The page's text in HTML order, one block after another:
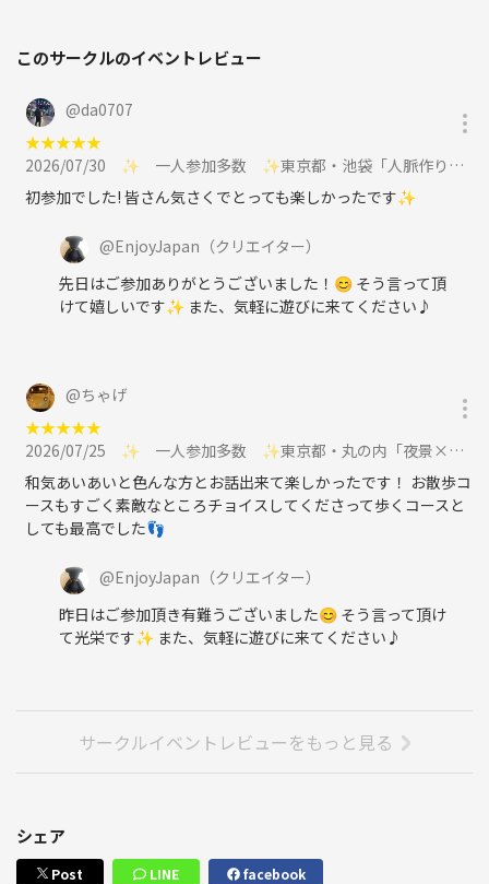
❸ 今日の出会いを大切にしよう♪
🌻 EnjoyJapanの参加条件 🌻
❶ 異性同性問わずご縁を作りたい方
❷ 人間関係の大切さを理解頂ける方
❸ 目の前の方を大切に出来る方
❶ 人の好まない組織・団体の関係者
❷ 強引な勧誘やセールスをする方
❸ 人の嫌がる行為をする方
的の方のご参加をお断りしております。
❷ ビジネス交流会・異業種交流会、当方で認めた共催者を除き、イベ
ント中のチラシ配布・イベント告知・セールスや勧誘をお断りしており
ます。
❸ 他の参加者やスタッフを大切に出来ない暴言や暴力行為、ハラスメ
ント行為・ストーカー行為などの迷惑行為をする方をお断りしておりま
す。
🔔 ご注意事項 🔔
【中止について】イベント中止の際は、お申込み頂いたサイトからメー
ルにてご案内させて頂きます。その為各サイトの設定に基づき、メール
お帰り下さい。
ご都合が悪くなりキャンセルされる場合には、お申込み頂いたサイトか
らのキャンセルをお願い致します。
このサークルのイベントレビュー
@da0707
★★★★★
2026/07/30
✨ 一人参加多数 ✨東京都・池袋「人脈作り」カフェ会・お茶会に参加
初参加でした! 皆さん気さくでとっても楽しかったです✨
@EnjoyJapan （クリエイター）
先日はご参加ありがとうございました！😊 そう言って頂
けて嬉しいです✨ また、気軽に遊びに来てください♪
@ちゃげ
★★★★★
2026/07/25
✨ 一人参加多数 ✨東京都・丸の内「夜景×散策×交流」ナイトウォーキングに参加
和気あいあいと色んな方とお話出来て楽しかったです！ お散歩コ
ースもすごく素敵なところチョイスしてくださって歩くコースと
しても最高でした👣
@EnjoyJapan （クリエイター）
昨日はご参加頂き有難うございました😊 そう言って頂け
て光栄です✨ また、気軽に遊びに来てください♪
サークルイベントレビューをもっと見る
シェア
Post LINE facebook